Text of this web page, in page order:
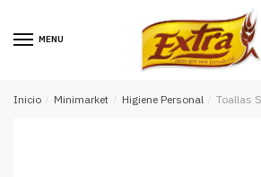
MENU
Inicio / Minimarket / Higiene Personal / Toallas